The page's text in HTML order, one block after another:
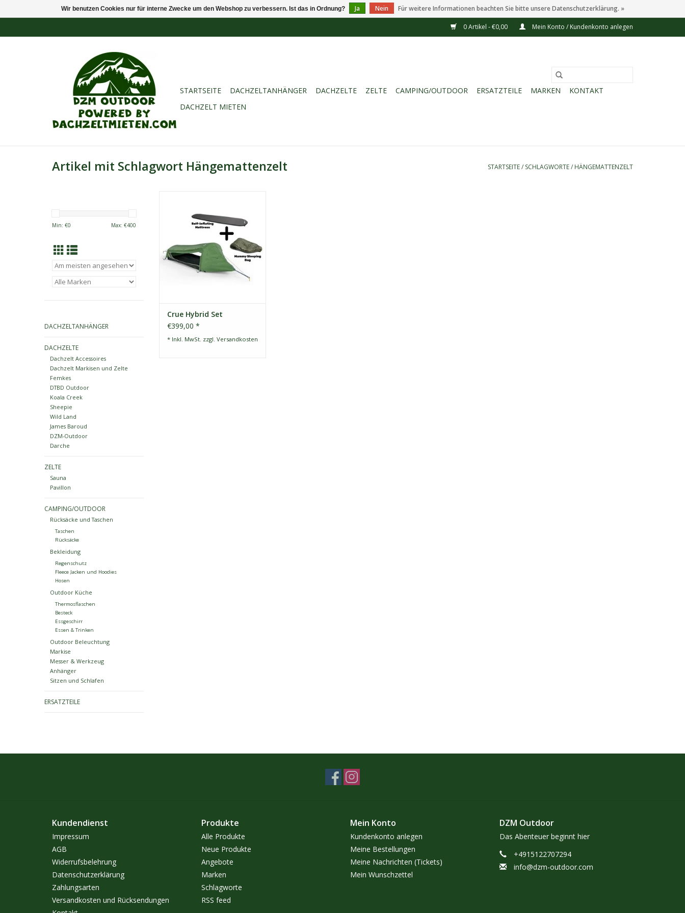
0 Artikel - €0,00 Mein Konto / Kundenkonto anlegen
STARTSEITE DACHZELTANHÄNGER DACHZELTE ZELTE CAMPING/OUTDOOR ERSATZTEILE MARKEN
KONTAKT
DACHZELT MIETEN
Artikel mit Schlagwort Hängemattenzelt STARTSEITE/ SCHLAGWORTE/ HÄNGEMATTENZELT
Min: €0 Max: €400
DACHZELTANHÄNGER
DACHZELTE
Dachzelt Accessoires
Dachzelt Markisen und Zelte
Femkes
DTBD Outdoor
Koala Creek
Sheepie
Wild Land
James Baroud
DZM-Outdoor
Darche
ZELTE
Sauna
Pavillon
CAMPING/OUTDOOR
Rücksäcke und Taschen
Taschen
Rücksäcke
Bekleidung
Regenschutz
Fleece Jacken und Hoodies
Hosen
Outdoor Küche
Thermosflaschen
Besteck
Essgeschirr
Essen & Trinken
Outdoor Beleuchtung
Markise
Messer & Werkzeug
Anhänger
Sitzen und Schlafen
ERSATZTEILE
es, das beste Allround- und
Allwetterzelt für eine Person zu
sein und letztendlich "4 Camping
Essentials in One" zu bieten. Und
es hat sich immer wieder als
mehr als erfolgreich erwiesen.
Crue Hybrid Set
€399,00 *
* Inkl. MwSt. zzgl. Versandkosten
Kundendienst
Impressum
AGB
Widerrufsbelehrung
Datenschutzerklärung
Zahlungsarten
Versandkosten und Rücksendungen
Produkte
Alle Produkte
Neue Produkte
Angebote
Marken
Schlagworte
RSS feed
Mein Konto
Kundenkonto anlegen
Meine Bestellungen
Meine Nachrichten (Tickets)
Mein Wunschzettel
DZM Outdoor
Das Abenteuer beginnt hier
+4915122707294
info@dzm-outdoor.com
Wir benutzen Cookies nur für interne Zwecke um den Webshop zu verbessern. Ist das in Ordnung? Ja Nein Für weitere Informationen beachten Sie bitte unsere Datenschutzerklärung. »